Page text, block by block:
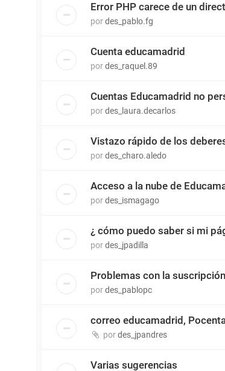
Error PHP carece de un
pordes_pablo.fg
Cuenta educamadrid
pordes_raquel.89
Cuentas Educamadrid no
pordes_laura.decarlos
Vistazo rápido de los
pordes_charo.aledo
Acceso a la nube de
pordes_ismagago
¿ cómo puedo saber si mi
pordes_jpadilla
Problemas con la
pordes_pablopc
correo educamadrid,
pordes_jpandres
Varias sugerencias